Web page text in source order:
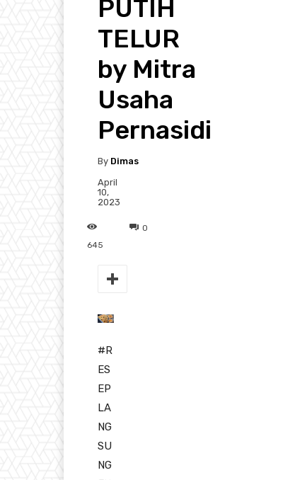
PUTIH
TELUR
by Mitra
Usaha
Pernasidi
By Dimas
April
10,
2023
0
645
#R
ES
EP
LA
NG
SU
NG